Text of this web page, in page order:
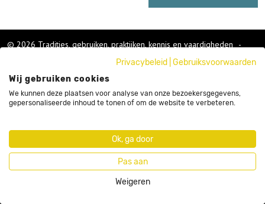
© 2026 Tradities, gebruiken, praktijken, kennis en vaardigheden
-
Gebruikersvoorwaarden
Privacybeleid
Cookies
Sitemap
Webdesign by Code d'Or
Privacybeleid
Gebruiksvoorwaarden
Wij gebruiken cookies
We kunnen deze plaatsen voor analyse van onze bezoekersgegevens,
gepersonaliseerde inhoud te tonen of om de website te verbeteren.
Ok, ga door
Pas aan
Weigeren